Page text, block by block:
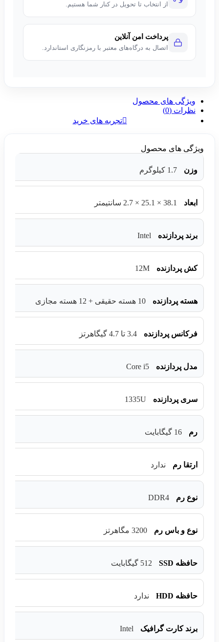
از انتخاب تا تحویل در کنار شما هستیم.
پرداخت امن آنلاین
اتصال به درگاه‌های معتبر با رمزنگاری استاندارد.
ویژگی های محصول
نظرات (0)
تجربه های خرید
ویژگی های محصول
وزن 1.7 کیلوگرم
ابعاد 38.1 × 25.1 × 2.7 سانتیمتر
برند پردازنده Intel
کش پردازنده 12M
هسته پردازنده 10 هسته حقیقی + 12 هسته مجازی
فرکانس پردازنده 3.4 تا 4.7 گیگاهرتز
مدل پردازنده Core i5
سری پردازنده 1335U
رم 16 گیگابایت
ارتقا رم ندارد
نوع رم DDR4
نوع و باس رم 3200 مگاهرتز
حافظه SSD 512 گیگابایت
حافظه HDD ندارد
برند کارت گرافیک Intel